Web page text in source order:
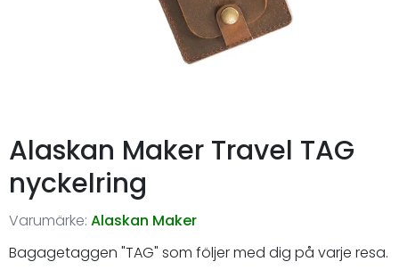
Alaskan Maker Travel TAG
nyckelring
Varumärke: Alaskan Maker
Bagagetaggen "TAG" som följer med dig på varje resa.